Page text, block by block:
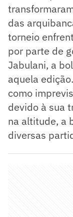
das
torneio
por parte de
Jabulani, a
aquela
como
devido à sua
na altitude, a
diversas